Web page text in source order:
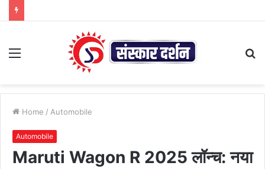
Menu
Home / Automobile
Automobile
Maruti Wagon R 2025 लॉन्च: नया